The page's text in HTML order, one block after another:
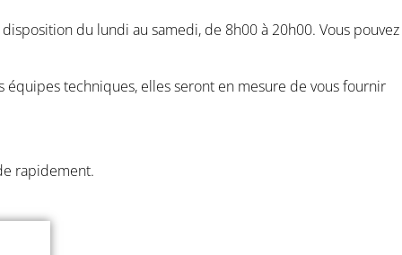
du lundi au samedi, de 8h00 à 20h00. Vous pouvez
équipes techniques, elles seront en mesure de vous fournir
rapidement.